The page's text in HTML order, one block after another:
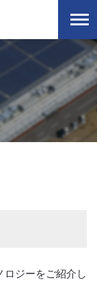
ロジーをご紹介し